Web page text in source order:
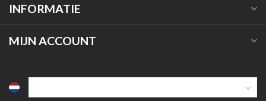
INFORMATIE
MIJN ACCOUNT